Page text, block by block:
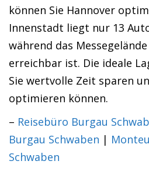
können Sie Hannover
Innenstadt liegt nur 13
während das
erreichbar ist. Die ideale
Sie wertvolle Zeit sparen
optimieren können.
– Reisebüro Burgau
Burgau Schwaben |
Schwaben